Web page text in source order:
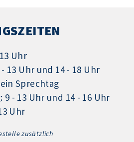
Uhr
13 Uhr und 14 - 18 Uhr
Sprechtag
9 - 13 Uhr und 14 - 16 Uhr
Uhr
zusätzlich